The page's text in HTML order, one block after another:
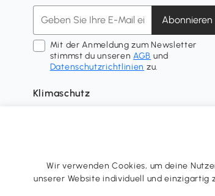
Abonnieren
Mit der Anmeldung zum Newsletter
stimmst du unserenAGB und
Datenschutzrichtlinien zu.
Klimaschutz
Wir verwenden Cookies, um deine
unserer Website individuell und